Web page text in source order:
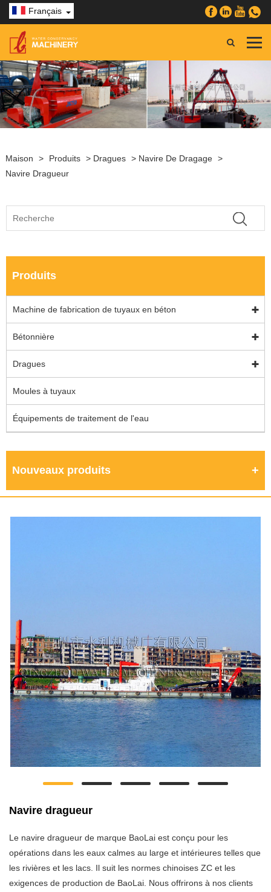
Français
Maison > Produits > Dragues > Navire De Dragage >
Navire Dragueur
Produits
Machine de fabrication de tuyaux en béton
Bétonnière
Dragues
Moules à tuyaux
Équipements de traitement de l'eau
Nouveaux produits
Navire dragueur
Le navire dragueur de marque BaoLai est conçu pour les
opérations dans les eaux calmes au large et intérieures telles que
les rivières et les lacs. Il suit les normes chinoises ZC et les
exigences de production de BaoLai. Nous offrirons à nos clients